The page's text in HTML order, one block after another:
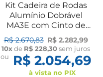
Kit Cadeira de Rodas
Alumínio Dobrável
MA3E com Cinto de
Segurança Pélvico
Ortomobil
R$ 2.670,83 R$ 2.282,99
10xde R$ 228,30sem juros
ou
R$ 2.054,69
à vista no PIX